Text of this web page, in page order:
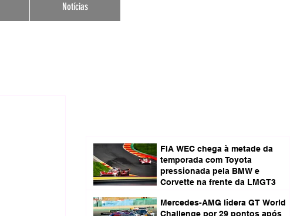
Notícias
FIA WEC chega à metade da
temporada com Toyota
pressionada pela BMW e
Corvette na frente da LMGT3
Mercedes-AMG lidera GT World
Challenge por 29 pontos após